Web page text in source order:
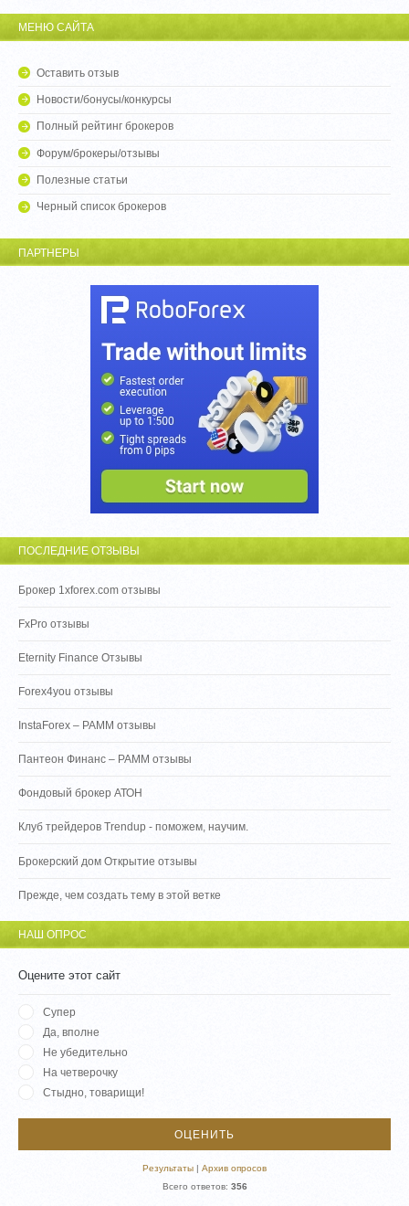
МЕНЮ САЙТА
Оставить отзыв
Новости/бонусы/конкурсы
Полный рейтинг брокеров
Форум/брокеры/отзывы
Полезные статьи
Черный список брокеров
ПАРТНЕРЫ
ПОСЛЕДНИЕ ОТЗЫВЫ
Брокер 1xforex.com отзывы
FxPro отзывы
Eternity Finance Отзывы
Forex4you отзывы
InstaForex – PAMM отзывы
Пантеон Финанс – PAMM отзывы
Фондовый брокер АТОН
Клуб трейдеров Trendup - поможем, научим.
Брокерский дом Открытие отзывы
Прежде, чем создать тему в этой ветке
НАШ ОПРОС
Оцените этот сайт
Супер
Да, вполне
Не убедительно
На четверочку
Стыдно, товарищи!
Результаты
Архив опросов
Всего ответов: 356